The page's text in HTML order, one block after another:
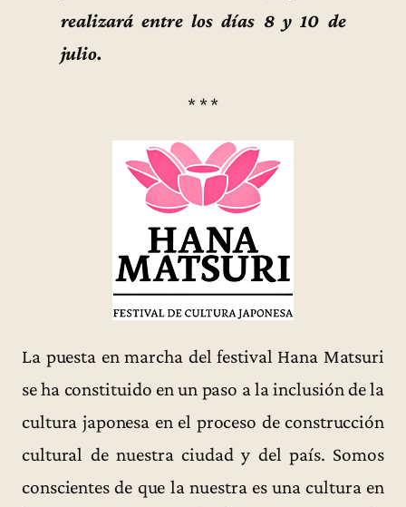
realizará entre los días 8 y 10 de
julio.
* * *
La puesta en marcha del festival Hana Matsuri
se ha constituido en un paso a la inclusión de la
cultura japonesa en el proceso de construcción
cultural de nuestra ciudad y del país. Somos
conscientes de que la nuestra es una cultura en